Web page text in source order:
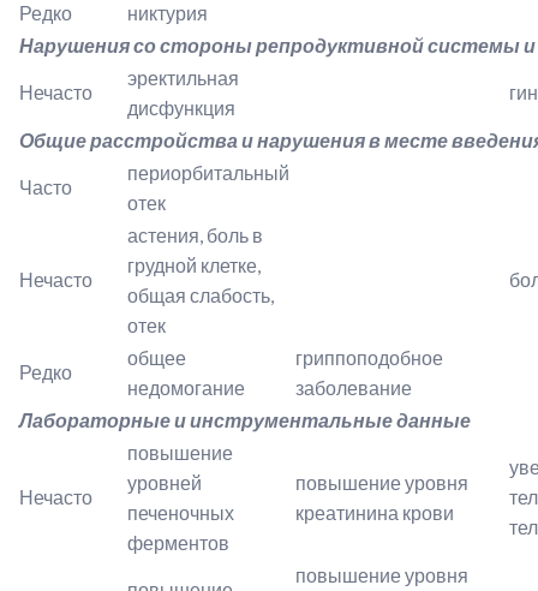
Редко
никтурия
Нарушения со стороны репродуктивной системы
Нечасто
эректильная
дисфункция
Общие расстройства и нарушения в месте
Часто
периорбитальный
отек
Нечасто
астения, боль в
грудной клетке,
общая слабость,
отек
Редко
общее
недомогание
гриппоподобное
заболевание
Лабораторные и инструментальные данные
Нечасто
повышение
уровней
печеночных
ферментов
повышение уровня
креатинина крови
повышение уровня